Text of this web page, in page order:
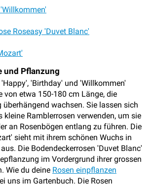
Roseasy 'Duvet Blanc'
und Pflanzung
'Birthday' und 'Willkommen'
von etwa 150-180 cm Länge, die
wachsen. Sie lassen sich
kleine Ramblerrosen verwenden, um sie
an Rosenbögen entlang zu führen. Die
sieht mit ihrem schönen Wuchs in
Die Bodendeckerrosen 'Duvet Blanc'
im Vordergrund ihrer grossen
Wie du deine Rosen einpflanzen
uns im Gartenbuch. Die Rosen